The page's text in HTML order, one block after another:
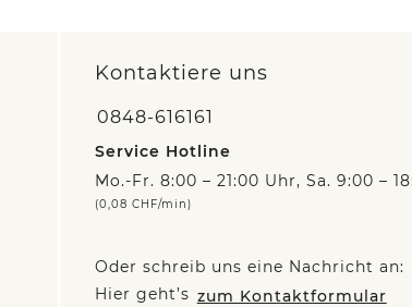
Kontaktiere uns
0848-616161
Service Hotline
Mo.-Fr. 8:00 – 21:00 Uhr, Sa. 9:00 –
(0,08 CHF/min)
Oder schreib uns eine Nachricht an:
Hier geht’s zum Kontaktformular